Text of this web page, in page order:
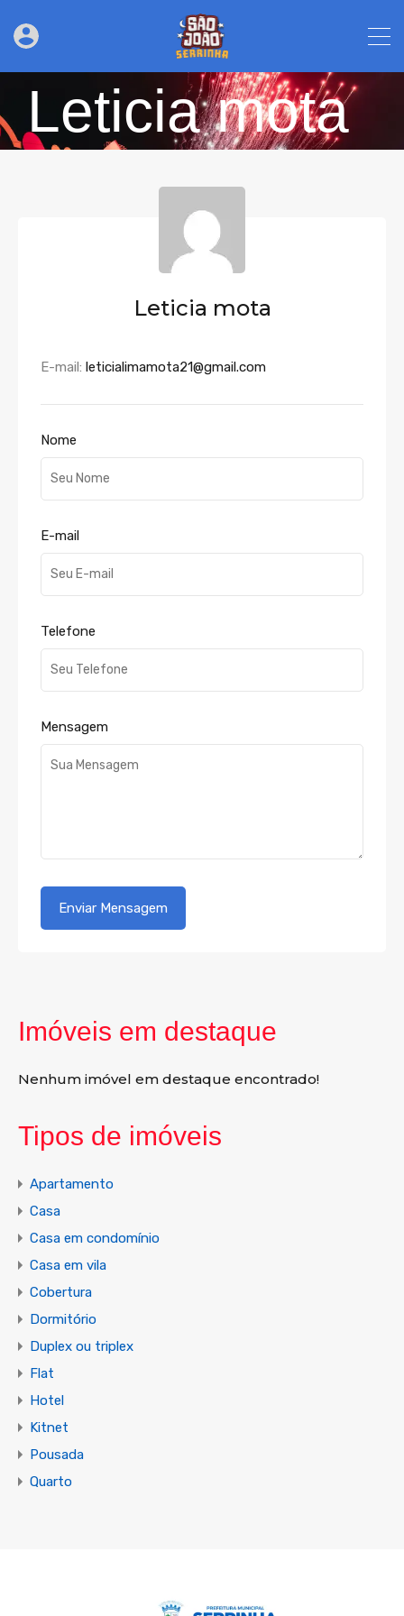
Leticia mota
Leticia mota
E-mail: leticialimamota21@gmail.com
Nome
E-mail
Telefone
Mensagem
Imóveis em destaque
Nenhum imóvel em destaque encontrado!
Tipos de imóveis
Apartamento
Casa
Casa em condomínio
Casa em vila
Cobertura
Dormitório
Duplex ou triplex
Flat
Hotel
Kitnet
Pousada
Quarto